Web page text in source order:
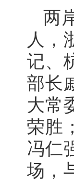
两
人，
记、
部长
大常
荣胜；
冯仁
场，